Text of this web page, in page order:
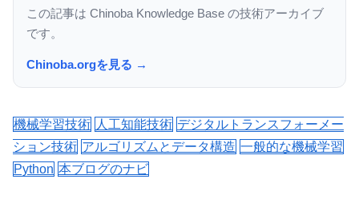
この記事は Chinoba Knowledge Base の技術アーカイブ
です。
Chinoba.orgを見る →
機械学習技術 人工知能技術 デジタルトランスフォーメー
ション技術 アルゴリズムとデータ構造 一般的な機械学習
Python 本ブログのナビ